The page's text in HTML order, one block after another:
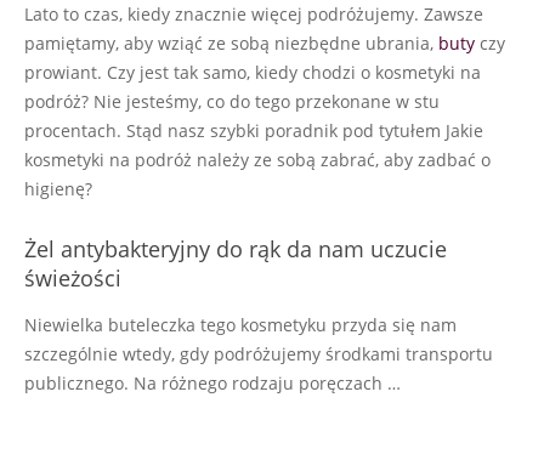
09
Lato to czas, kiedy znacznie więcej podróżujemy. Zawsze
pamiętamy, aby wziąć ze sobą niezbędne ubrania, buty czy
prowiant. Czy jest tak samo, kiedy chodzi o kosmetyki na
podróż? Nie jesteśmy, co do tego przekonane w stu
procentach. Stąd nasz szybki poradnik pod tytułem Jakie
kosmetyki na podróż należy ze sobą zabrać, aby zadbać o
higienę?
Żel antybakteryjny do rąk da nam uczucie
świeżości
Niewielka buteleczka tego kosmetyku przyda się nam
szczególnie wtedy, gdy podróżujemy środkami transportu
publicznego. Na różnego rodzaju poręczach …